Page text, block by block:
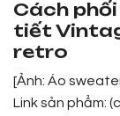
Cách
tiết
retro
[Ảnh: Áo
Link sản phẩm: